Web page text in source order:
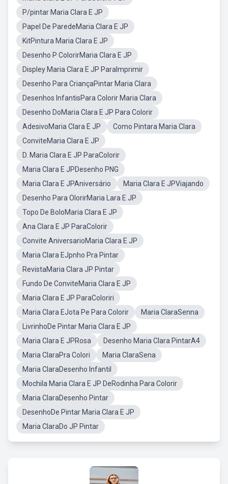
P/pintar Maria Clara E JP
Papel De ParedeMaria Clara E JP
KitPintura Maria Clara E JP
Desenho P ColorirMaria Clara E JP
Displey Maria Clara E JP ParaImprimir
Desenho Para CriançaPintar Maria Clara
Desenhos InfantisPara Colorir Maria Clara
Desenho DoMaria Clara E JP Para Colorir
AdesivoMaria Clara E JP
Como Pintara Maria Clara
ConviteMaria Clara E JP
D. Maria Clara E JP ParaColorir
Maria Clara E JPDesenho PNG
Maria Clara E JPAniversário
Maria Clara E JPViajando
Desenho Para OlorirMaria Lara E JP
Topo De BoloMaria Clara E JP
Ana Clara E JP ParaColorir
Convite AniversarioMaria Clara E JP
Maria Clara EJpnho Pra Pintar
RevistaMaria Clara JP Pintar
Fundo De ConviteMaria Clara E JP
Maria Clara E JP ParaColoriri
Maria Clara EJota Pe Para Colorir
Maria ClaraSenna
LivrinhoDe Pintar Maria Clara E JP
Maria Clara E JPRosa
Desenho Maria Clara PintarA4
Maria ClaraPra Colori
Maria ClaraSena
Maria ClaraDesenho Infantil
Mochila Maria Clara E JP DeRodinha Para Colorir
Maria ClaraDesenho Pintar
DesenhoDe Pintar Maria Clara E JP
Maria ClaraDo JP Pintar